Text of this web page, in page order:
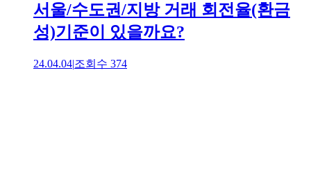
서울/수도권/지방 거래 회전율(환금
성)기준이 있을까요?
24.04.04|조회수 374